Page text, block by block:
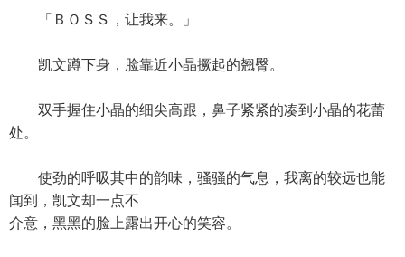
「ＢＯＳＳ，让我来。」
凯文蹲下身，脸靠近小晶撅起的翘臀。
双手握住小晶的细尖高跟，鼻子紧紧的凑到小晶的花蕾
处。
使劲的呼吸其中的韵味，骚骚的气息，我离的较远也能
闻到，凯文却一点不
介意，黑黑的脸上露出开心的笑容。